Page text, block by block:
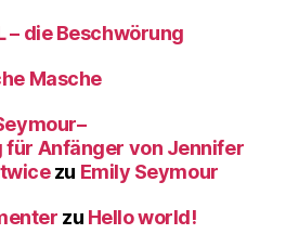
– die Beschwörung
Masche
Anfänger von Jennifer
zu Emily Seymour
zu Hello world!